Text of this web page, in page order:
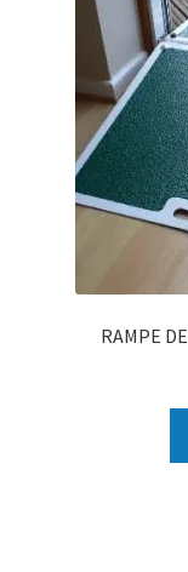
RAMPE